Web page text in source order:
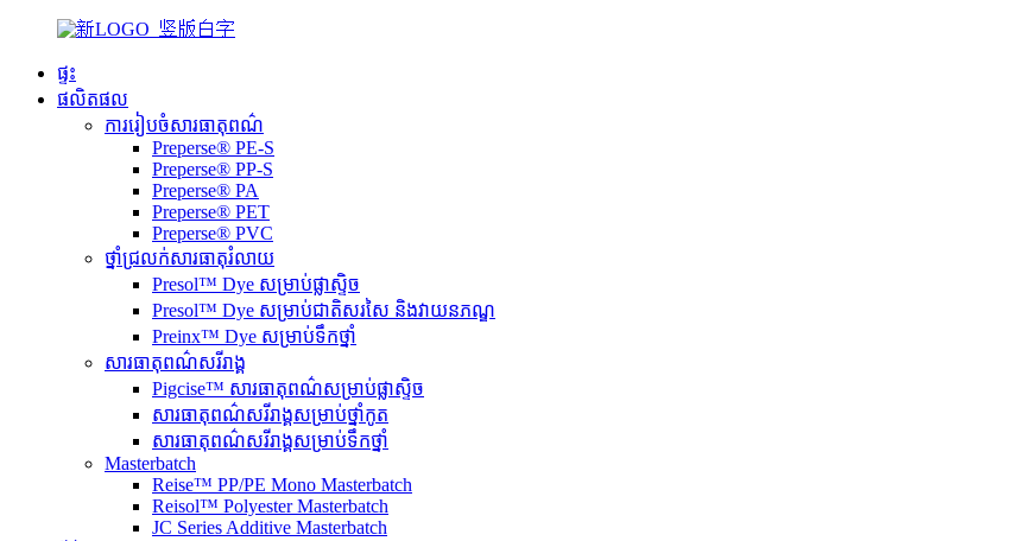
ផ្ទះ
ផលិតផល
ការរៀបចំសារធាតុពណ៌
Preperse® PE-S
Preperse® PP-S
Preperse® PA
Preperse® PET
Preperse® PVC
ថ្នាំជ្រលក់សារធាតុរំលាយ
Presol™ Dye សម្រាប់ផ្លាស្ទិច
Presol™ Dye សម្រាប់ជាតិសរសៃ និងវាយនភណ្ឌ
Preinx™ Dye សម្រាប់ទឹកថ្នាំ
សារធាតុពណ៌សរីរាង្គ
Pigcise™ សារធាតុពណ៌សម្រាប់ផ្លាស្ទិច
សារធាតុពណ៌សរីរាង្គសម្រាប់ថ្នាំកូត
សារធាតុពណ៌សរីរាង្គសម្រាប់ទឹកថ្នាំ
Masterbatch
Reise™ PP/PE Mono Masterbatch
Reisol™ Polyester Masterbatch
JC Series Additive Masterbatch